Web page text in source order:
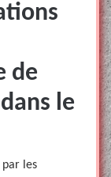
de
le
par les